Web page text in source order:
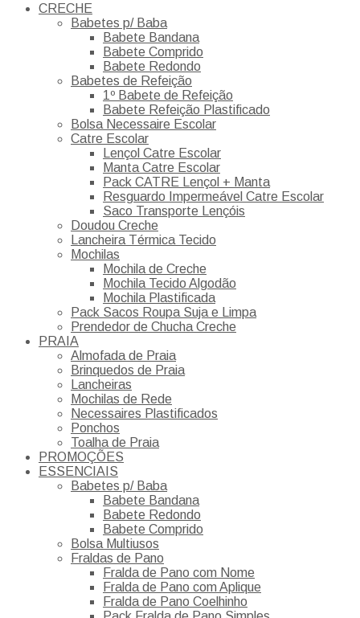
CRECHE
Babetes p/ Baba
Babete Bandana
Babete Comprido
Babete Redondo
Babetes de Refeição
1º Babete de Refeição
Babete Refeição Plastificado
Bolsa Necessaire Escolar
Catre Escolar
Lençol Catre Escolar
Manta Catre Escolar
Pack CATRE Lençol + Manta
Resguardo Impermeável Catre Escolar
Saco Transporte Lençóis
Doudou Creche
Lancheira Térmica Tecido
Mochilas
Mochila de Creche
Mochila Tecido Algodão
Mochila Plastificada
Pack Sacos Roupa Suja e Limpa
Prendedor de Chucha Creche
PRAIA
Almofada de Praia
Brinquedos de Praia
Lancheiras
Mochilas de Rede
Necessaires Plastificados
Ponchos
Toalha de Praia
PROMOÇÕES
ESSENCIAIS
Babetes p/ Baba
Babete Bandana
Babete Redondo
Babete Comprido
Bolsa Multiusos
Fraldas de Pano
Fralda de Pano com Nome
Fralda de Pano com Aplique
Fralda de Pano Coelhinho